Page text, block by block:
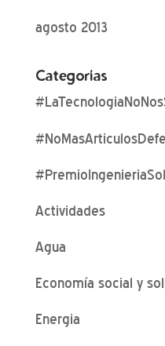
agosto 2013
Categorías
Actividades
Agua
Economía social y
Energia